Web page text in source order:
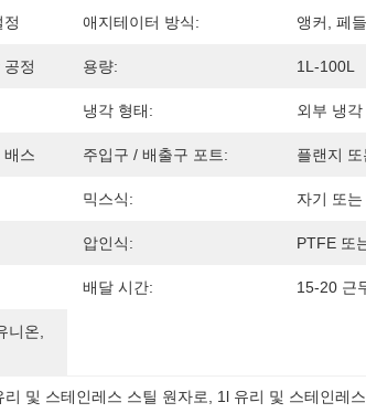
애지테이터 방식: 앵커, 페
정 용량: 1L-100L
냉각 형태: 외부 냉
배스 주입구 / 배출구 포트: 플랜지 또
믹스식: 자기 또
압인식: PTFE 또
배달 시간: 15-20 근
니온,
리 및 스테인레스 스틸 원자로 1l 유리 및 스테인레